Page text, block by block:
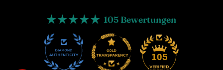
105 Bewertungen
105